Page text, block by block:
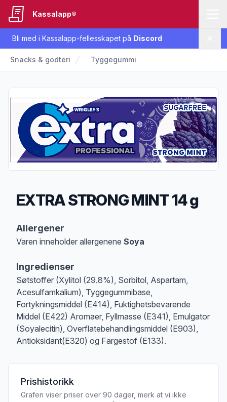
Bli med i Kassalapp-fellesskapet på Discord
Kassalapp®
Snacks & godteri Tyggegummi
EXTRA STRONG MINT 14 g
Allergener
Varen inneholder allergenene Soya
Ingredienser
Søtstoffer (Xylitol (29.8%), Sorbitol, Aspartam,
Acesulfamkalium), Tyggegummibase,
Fortykningsmiddel (E414), Fuktighetsbevarende
Middel (E422) Aromaer, Fyllmasse (E341), Emulgator
(Soyalecitin), Overflatebehandlingsmiddel (E903),
Antioksidant(E320) og Fargestof (E133).
Prishistorikk
Grafen viser priser over 90 dager, merk at vi ikke